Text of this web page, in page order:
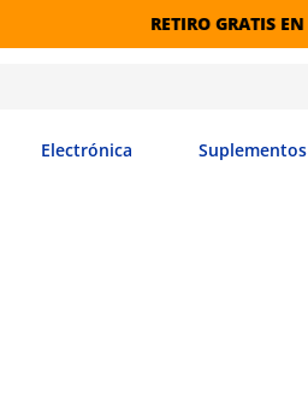
EN SUCURSALES
Electrónica Suplementos